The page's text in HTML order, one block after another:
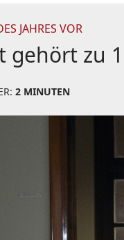
JAHRES VOR
gehört zu
2 MINUTEN